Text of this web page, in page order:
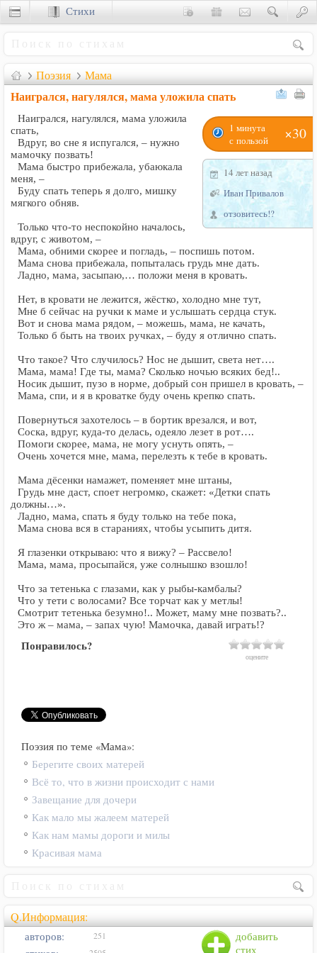
Поэзия Мама
Наигрался, нагулялся, мама уложила спать
1 минута ×30
с пользой
14 лет назад
Иван Привалов
отзовитесь!?
Наигрался, нагулялся, мама уложила
спать,
Вдруг, во сне я испугался, – нужно
мамочку позвать!
Мама быстро прибежала, убаюкала
меня, –
Буду спать теперь я долго, мишку
мягкого обняв.
Только что-то неспокойно началось,
вдруг, с животом, –
Мама, обними скорее и погладь, – поспишь потом.
Мама снова прибежала, попыталась грудь мне дать.
Ладно, мама, засыпаю,… положи меня в кровать.
Нет, в кровати не лежится, жёстко, холодно мне тут,
Мне б сейчас на ручки к маме и услышать сердца стук.
Вот и снова мама рядом, – можешь, мама, не качать,
Только б быть на твоих ручках, – буду я отлично спать.
Что такое? Что случилось? Нос не дышит, света нет….
Мама, мама! Где ты, мама? Сколько ночью всяких бед!..
Носик дышит, пузо в норме, добрый сон пришел в кровать, –
Мама, спи, и я в кроватке буду очень крепко спать.
Повернуться захотелось – в бортик врезался, и вот,
Соска, вдруг, куда-то делась, одеяло лезет в рот….
Помоги скорее, мама, не могу уснуть опять, –
Очень хочется мне, мама, перелезть к тебе в кровать.
Мама дёсенки намажет, поменяет мне штаны,
Грудь мне даст, споет негромко, скажет: «Детки спать
должны…».
Ладно, мама, спать я буду только на тебе пока,
Мама снова вся в стараниях, чтобы усыпить дитя.
Я глазенки открываю: что я вижу? – Рассвело!
Мама, мама, просыпайся, уже солнышко взошло!
Что за тетенька с глазами, как у рыбы-камбалы?
Что у тети с волосами? Все торчат как у метлы!
Смотрит тетенька безумно!.. Может, маму мне позвать?..
Это ж – мама, – запах чую! Мамочка, давай играть!?
Понравилось?
оцените
Поэзия по теме «Мама»:
Берегите своих матерей
Всё то, что в жизни происходит с нами
Завещание для дочери
Как мало мы жалеем матерей
Как нам мамы дороги и милы
Красивая мама
Q.Информация:
добавить
стих
авторов: 251
Стихи